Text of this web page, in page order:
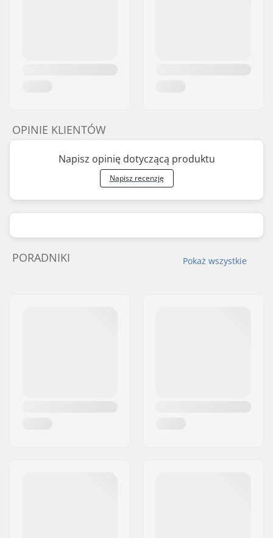
OPINIE KLIENTÓW
Napisz opinię dotyczącą produktu
Napisz recenzję
Pokaż wszystkie
PORADNIKI